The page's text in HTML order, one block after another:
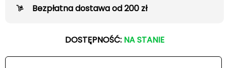
Bezpłatna dostawa od 200 zł
DOSTĘPNOŚĆ: NA STANIE